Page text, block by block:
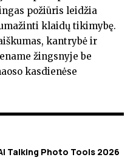
požiūris leidžia
klaidų tikimybę.
kantrybė ir
žingsnyje be
kasdienėse
Talking Photo Tools 2026